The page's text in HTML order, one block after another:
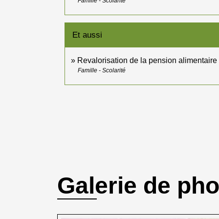
Et aussi
Revalorisation de la pension alimentaire
Famille - Scolarité
Galerie de